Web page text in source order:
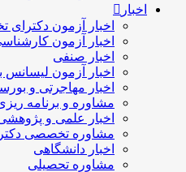
اخبار
اخبار آزمون
اخبار آزمون
اخبار صنفی
اخبار آزمون
اخبار مهاجرتی و
مشاوره و برنامه
اخبار علمی و
مشاوره تخصصی
اخبار دانشگاهی
مشاوره تحصیلی